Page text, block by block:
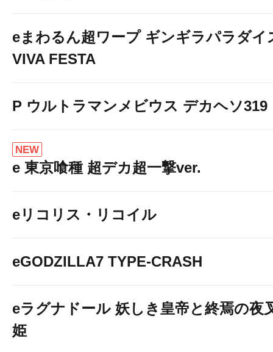
eまわるん超ワープ ギンギラパラダイ
VIVA FESTA
P ウルトラマンメビウス デカヘソ319
NEW
e 東京喰種 超デカ超一撃ver.
eリコリス・リコイル
eGODZILLA7 TYPE-CRASH
eラグナドール 妖しき皇帝と終焉の夜
姫